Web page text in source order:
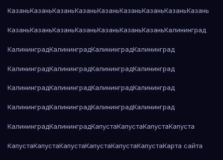
КазаньКазаньКазаньКазаньКазаньКазаньКазаньКазаньКазань
КазаньКазаньКазаньКазаньКазаньКазаньКазаньКалининград
КалининградКалининградКалининградКалининград
КалининградКалининградКалининградКалининград
КалининградКалининградКалининградКалининград
КалининградКалининградКалининградКалининград
КалининградКалининградКапустаКапустаКапустаКапуста
КапустаКапустаКапустаКапустаКапустаКапустаКарта сайта